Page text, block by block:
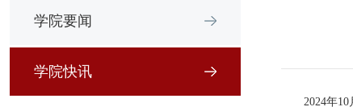
学院要闻
学院快讯
2024年